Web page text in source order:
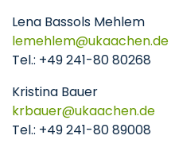
Lena Bassols Mehlem
lemehlem
ukaachende
Tel.: +49 241-80 80268
Kristina Bauer
krbauer
ukaachende
Tel.: +49 241-80 89008